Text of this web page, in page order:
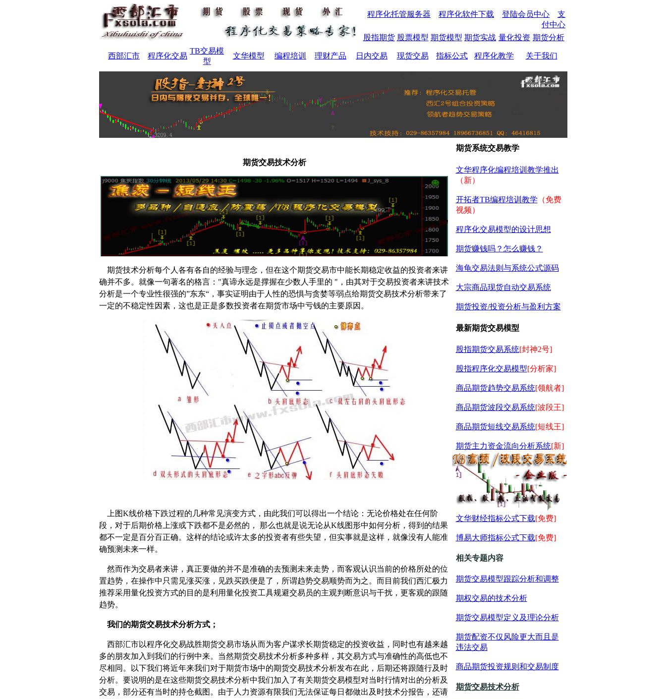
程序化托管服务器 程序化软件下载 登陆会员中心
支
付中心
股指期货 股票模型 期货模型 期货实战 量化投资 期货分析
西部汇市 程序化交易
TB交易模
型
文华模型 编程培训 理财产品 日内交易 现货交易 指标公式 程序化教学 关于我们
期货交易技术分析
期货技术分析每个人各有各自的经验与理念，但在这个期货交易市中能长期稳定收益的投资者来讲
确并不多。就像一句著名的格言："真谛永远是撑握在少数人手里的 "，由其对于交易投资者来讲技术
分析是一个专业性很强的”东东“，事实证明由于人性的恐惧与贪婪等弱点给期货交易技术分析带来了
一定的不稳定性因素，这也是正是多数投资者在期货市场中亏钱的主要原因。
上图K线价格下跌过程的几种常见演变方式，由此我们可以得出一个结论：无论价格处在任何阶
段，对于后期价格上涨或下跌都不是必然的， 那么也就是说无论从K线图形中如何分析，得到的结果
都不一定是百分百正确。这样的结论或许太多的投资者有些失望，但实事就是这样，就像没有人能准
确预测未来一样。
然而作为交易者来讲，真正要做的并不是准确的去预测未来走势，而客观认识当前的价格所处的位
置趋势，在操作中只需见涨买涨，见跌买跌便是了，所谓趋势交易顺势而为之。而目前我们西汇极力
推荐采用量化投资方式的目的是利用量化投资工具规避交易员的主观判断意识与干扰，更客观的跟随
趋势。
我们的期货交易技术分析方式；
西部汇市以程序化交易战胜期货交易市场从而为客户谋求长期货稳定的投资收益，同时也有越来越
多的朋友加入到我们的行例中来。当然期货交易技术分析多种多样，其交易方式与准确性的高低也不
尽相同。以下我们将近年来我们对于期货市场中的期货交易技术分析发布在此，后期还将跟随行及时
分析。要说明的是在这些期货交易技术分析中我们加入了有关期货交易模型对当时行情对出的分析及
交易，部分还有当时的持仓截图。由于人力资源有限我们无法保证每日都做出及时技术分报告，还请
期货系统交易教学
文华程序化编程培训教学推出
（新）
开拓者TB编程培训教学 （免费
视频）
程序化交易模型的设计思想
期货赚钱吗？怎么赚钱？
海龟交易法则与系统公式源码
大宗商品现货自动交易系统
期货投资/投资分析与盈利方案
最新期货交易模型
股指期货交易系统[封神2号]
股指程序化交易模型[分析家]
商品期货趋势交易系统[领航者]
商品期货波段交易系统[波段王]
商品期货短线交易系统[短线王]
期货主力资金流向分析系统[新]
文华财经指标公式下载[免费]
博易大师指标公式下载[免费]
相关专题内容
期货交易模型跟踪分析和调整
期权交易的技术分析
期货交易模型定义及理论分析
期货配资不仅风险更大而且是
违法交易
商品期货投资规则和交易制度
期货交易技术分析